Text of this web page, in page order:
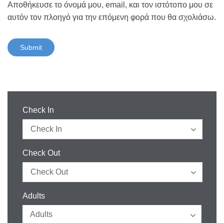
Αποθήκευσε το όνομά μου, email, και τον ιστότοπο μου σε
αυτόν τον πλοηγό για την επόμενη φορά που θα σχολιάσω.
Check In
Check Out
Adults